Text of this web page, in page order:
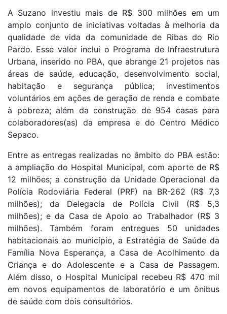
A Suzano investiu mais de R$ 300 milhões em um
amplo conjunto de iniciativas voltadas à melhoria da
qualidade de vida da comunidade de Ribas do Rio
Pardo. Esse valor inclui o Programa de Infraestrutura
Urbana, inserido no PBA, que abrange 21 projetos nas
áreas de saúde, educação, desenvolvimento social,
habitação e segurança pública; investimentos
voluntários em ações de geração de renda e combate
à pobreza; além da construção de 954 casas para
colaboradores(as) da empresa e do Centro Médico
Sepaco.
Entre as entregas realizadas no âmbito do PBA estão:
a ampliação do Hospital Municipal, com aporte de R$
12 milhões; a construção da Unidade Operacional da
Polícia Rodoviária Federal (PRF) na BR-262 (R$ 7,3
milhões); da Delegacia de Polícia Civil (R$ 5,3
milhões); e da Casa de Apoio ao Trabalhador (R$ 3
milhões). Também foram entregues 50 unidades
habitacionais ao município, a Estratégia de Saúde da
Família Nova Esperança, a Casa de Acolhimento da
Criança e do Adolescente e a Casa de Passagem.
Além disso, o Hospital Municipal recebeu R$ 470 mil
em novos equipamentos de laboratório e um ônibus
de saúde com dois consultórios.